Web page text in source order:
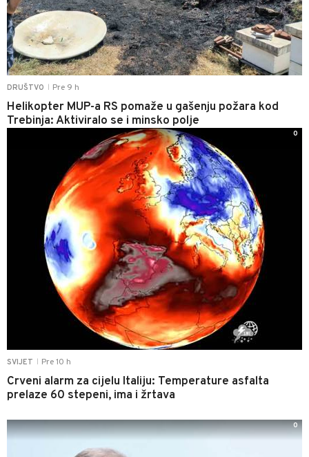
DRUŠTVO Pre 9 h
Helikopter MUP-a RS pomaže u gašenju požara kod
Trebinja: Aktiviralo se i minsko polje
SVIJET Pre 10 h
Crveni alarm za cijelu Italiju: Temperature asfalta
prelaze 60 stepeni, ima i žrtava
0
0